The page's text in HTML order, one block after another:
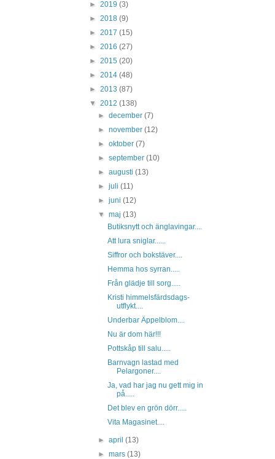
► 2019 (3)
► 2018 (9)
► 2017 (15)
► 2016 (27)
► 2015 (20)
► 2014 (48)
► 2013 (87)
▼ 2012 (138)
►december(7)
►november(12)
►oktober(7)
►september(10)
►augusti(13)
►juli(11)
►juni(12)
▼maj(13)
Butiksnytt och änglavingar....
Att lura sniglar......
Siffror och bokstäver....
Hemma hos syrran.....
Från glädje till sorg.....
Kristi himmelsfärdsdags-
utflykt....
Underbar Äppelblom....
Nu är dom här!!!
Pottskåp till salu.....
Barnvagn lastad med
Pelargoner....
Ja, vad har jag nu gett mig in
på.....
Det blev en grön dörr.....
Vita Magasinet....
►april(13)
►mars(13)